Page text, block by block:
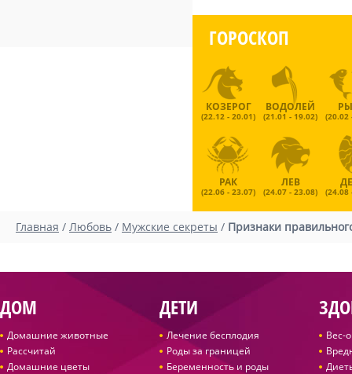
ГОРОСКОП
КОЗЕРОГ
(22.12 - 20.01)
ВОДОЛЕЙ
(21.01 - 19.02) (20.02
РАК
(22.06 - 23.07)
ЛЕВ
(24.07 - 23.08) (24.08
Главная / Любовь / Мужские секреты / Признаки
ДОМ
Домашние животные
Рассчитай
Домашние цветы
ДЕТИ
Лечение бесплодия
Роды за границей
Беременность и роды
Вес-